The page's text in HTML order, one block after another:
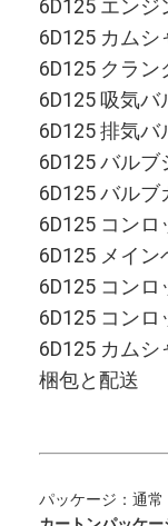
カミンズのエ
MITSUBISHI
ジョン・ディ
DOOSAN エン
EC VOLVO エ
Isuzuのエン
Hinoのエンジ
YANMAR エン
パーキンスの
6D125 エンジ
6D125 カムシ
6D125 クラン
6D125 吸気
6D125 排気
6D125 バルブ
6D125 バルブ
6D125 コンロ
6D125 メイン
6D125 コンロ
6D125 コンロ
6D125 カムシ
梱包と配送
パッケージ：通常